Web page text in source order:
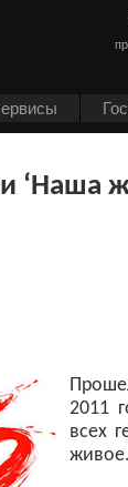
‘Наша
2011
всех
живое.